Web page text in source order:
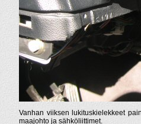
Vanhan viiksen lukituskielekkeet
maajohto ja sähköliittimet.